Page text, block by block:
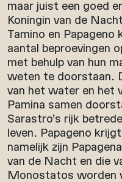
maar juist een goed
Koningin van de
Tamino en Papageno
aantal beproevingen
met behulp van hun
weten te doorstaan.
van het water en het
Pamina samen
Sarastro’s rijk
leven. Papageno
namelijk zijn
van de Nacht en die
Monostatos worden